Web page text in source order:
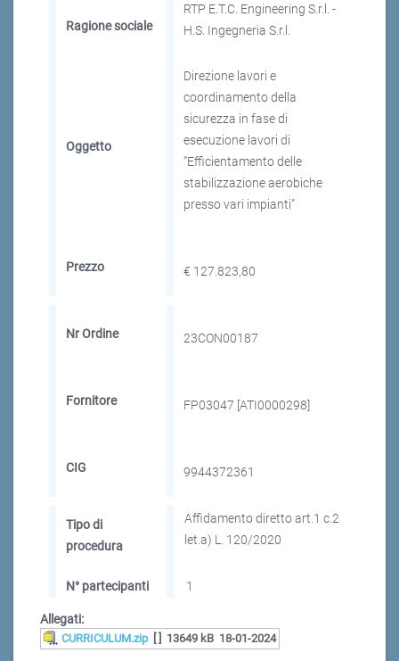
Ragione sociale
RTP E.T.C. Engineering S.r.l. -
H.S. Ingegneria S.r.l.
Oggetto
Direzione lavori e
coordinamento della
sicurezza in fase di
esecuzione lavori di
“Efficientamento delle
stabilizzazione aerobiche
presso vari impianti”
Prezzo € 127.823,80
Nr Ordine 23CON00187
Fornitore FP03047 [ATI0000298]
CIG 9944372361
Tipo di
procedura
Affidamento diretto art.1 c.2
let.a) L. 120/2020
N° partecipanti 1
Allegati:
CURRICULUM.zip 13649 kB 18-01-2024